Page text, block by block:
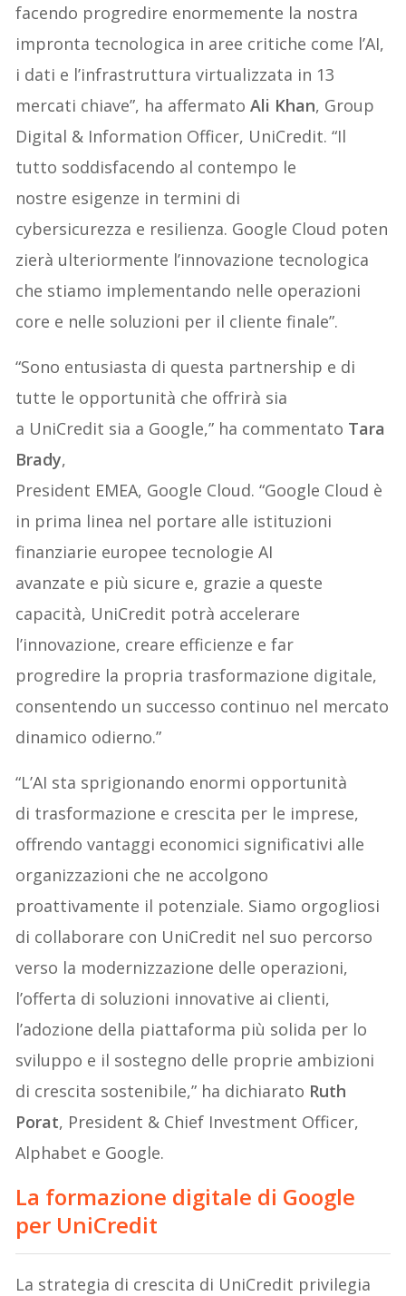
facendo progredire enormemente la nostra
impronta tecnologica in aree critiche come l’AI,
i dati e l’infrastruttura virtualizzata in 13
mercati chiave”, ha affermato Ali Khan, Group
Digital & Information Officer, UniCredit. “Il
tutto soddisfacendo al contempo le
nostre esigenze in termini di
cybersicurezza e resilienza. Google Cloud poten
zierà ulteriormente l’innovazione tecnologica
che stiamo implementando nelle operazioni
core e nelle soluzioni per il cliente finale”.
“Sono entusiasta di questa partnership e di
tutte le opportunità che offrirà sia
a UniCredit sia a Google,” ha commentato Tara
Brady,
President EMEA, Google Cloud. “Google Cloud è
in prima linea nel portare alle istituzioni
finanziarie europee tecnologie AI
avanzate e più sicure e, grazie a queste
capacità, UniCredit potrà accelerare
l’innovazione, creare efficienze e far
progredire la propria trasformazione digitale,
consentendo un successo continuo nel mercato
dinamico odierno.”
“L’AI sta sprigionando enormi opportunità
di trasformazione e crescita per le imprese,
offrendo vantaggi economici significativi alle
organizzazioni che ne accolgono
proattivamente il potenziale. Siamo orgogliosi
di collaborare con UniCredit nel suo percorso
verso la modernizzazione delle operazioni,
l’offerta di soluzioni innovative ai clienti,
l’adozione della piattaforma più solida per lo
sviluppo e il sostegno delle proprie ambizioni
di crescita sostenibile,” ha dichiarato Ruth
Porat, President & Chief Investment Officer,
Alphabet e Google.
La formazione digitale di Google
per UniCredit
La strategia di crescita di UniCredit privilegia